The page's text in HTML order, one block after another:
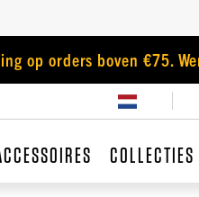
op orders boven €75.
COLLECTIES